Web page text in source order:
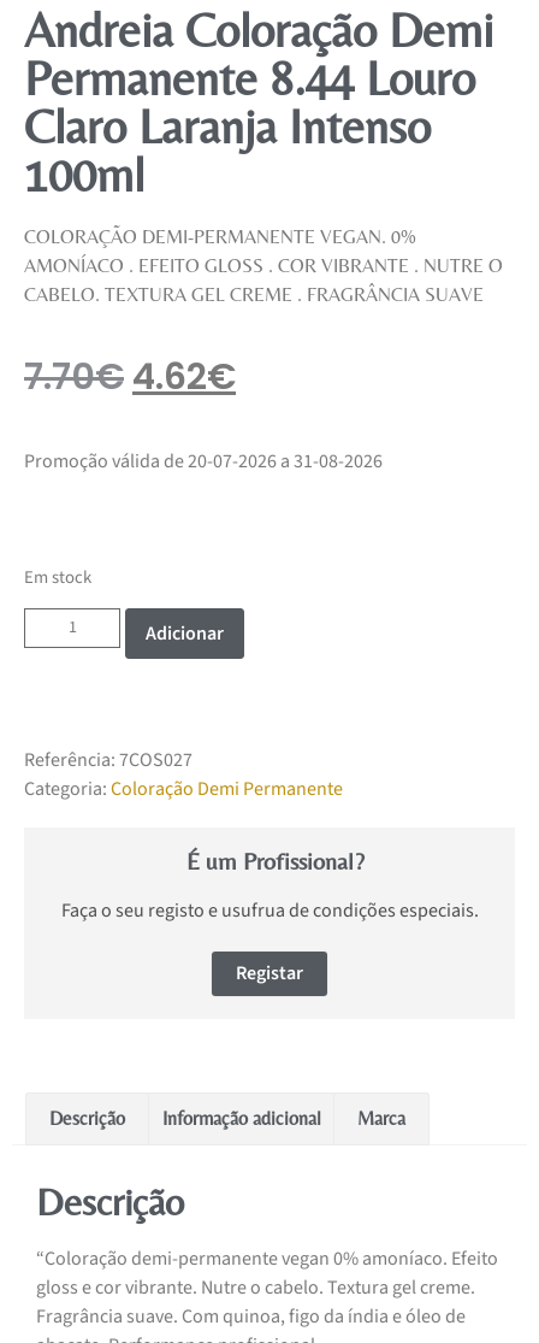
Andreia Coloração Demi
Permanente 8.44 Louro
Claro Laranja Intenso
100ml
COLORAÇÃO DEMI-PERMANENTE VEGAN. 0%
AMONÍACO . EFEITO GLOSS . COR VIBRANTE . NUTRE O
CABELO. TEXTURA GEL CREME . FRAGRÂNCIA SUAVE
7.70€4.62€
Promoção válida de 20-07-2026 a 31-08-2026
Em stock
Adicionar
Referência:7COS027
Categoria:Coloração Demi Permanente
É um Profissional?
Faça o seu registo e usufrua de condições especiais.
Registar
Descrição Informação adicional Marca
Descrição
“Coloração demi-permanente vegan 0% amoníaco. Efeito
gloss e cor vibrante. Nutre o cabelo. Textura gel creme.
Fragrância suave. Com quinoa, figo da índia e óleo de